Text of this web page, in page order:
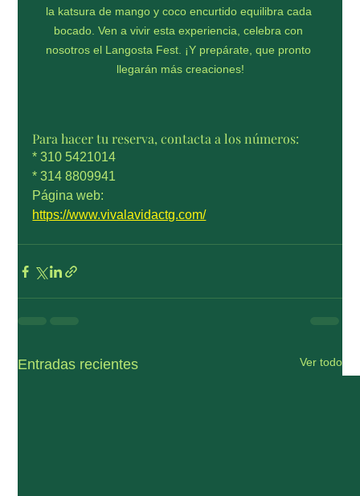
la katsura de mango y coco encurtido equilibra cada
bocado. Ven a vivir esta experiencia, celebra con
nosotros el Langosta Fest. ¡Y prepárate, que pronto
llegarán más creaciones!
Para hacer tu reserva, contacta a los números:
* 310 5421014
* 314 8809941
Página web:
https://www.vivalavidactg.com/
Entradas recientes Ver todo